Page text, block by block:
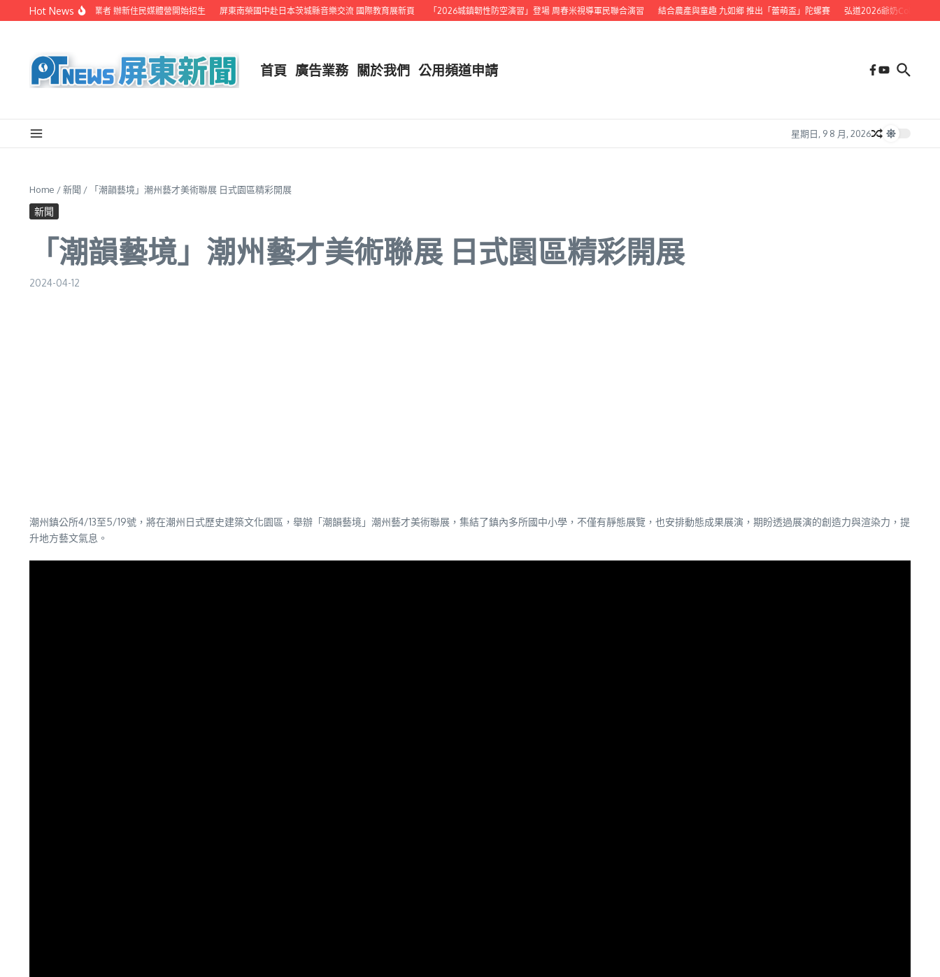
Skip to content
Hot News
屏縣府聯手在地電視業者 辦新住民媒體營開始招生 屏東南榮國中赴日本茨城縣音樂交流 國際教育展新頁 「2026城鎮韌性防空演習」登場 周春米視導軍民聯合演習 結合農產與童趣 九如鄉 推出「蕾萌盃」陀螺賽 弘道2026爺奶Color Walk健
首頁 廣告業務 關於我們 公用頻道申請
星期日, 9 8 月, 2026
Home /新聞 / 「潮韻藝境」潮州藝才美術聯展 日式園區精彩開展
新聞
「潮韻藝境」潮州藝才美術聯展 日式園區精彩開展
2024-04-12
潮州鎮公所4/13至5/19號，將在潮州日式歷史建築文化園區，舉辦「潮韻藝境」潮州藝才美術聯展，集結了鎮內多所國中小學，不僅有靜態展覽，也安排動態成果展演，期盼透過展演的創造力與渲染力，提
升地方藝文氣息。